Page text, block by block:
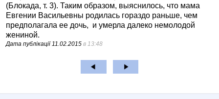
(Блокада, т. 3). Таким образом, выяснилось, что мама
Евгении Васильевны родилась гораздо раньше, чем
предполагала ее дочь, и умерла далеко немолодой
жениной.
Дата публікації11.02.2015 в 13:48